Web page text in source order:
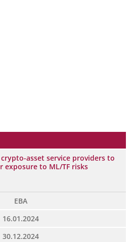
crypto-asset service providers to
exposure to ML/TF risks
EBA
16.01.2024
30.12.2024